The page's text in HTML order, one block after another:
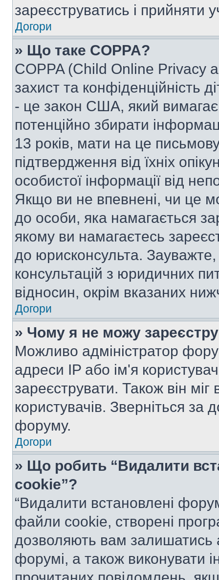
зареєструватись і прийняти
Догори
» Що таке COPPA?
COPPA (Child Online Privacy
захист та конфіденційність
- це закон США, який вимагає
потенційно збирати
13 років, мати на це письмову
підтвердження від їхніх
особистої інформації від
Якщо ви не впевнені, чи це
до особи, яка намагається
якому ви намагаєтесь
до юрисконсульта.
консультацій з юридичних
відносин, окрім вказаних
Догори
» Чому я не можу
Можливо адміністратор
адреси IP або ім'я
зареєструвати. Також він
користувачів. Зверніться за
форуму.
Догори
» Що робить “Видалити
cookie”?
“Видалити встановлені
файли cookie, створені
дозволяють вам залишатись
форумі, а також виконувати